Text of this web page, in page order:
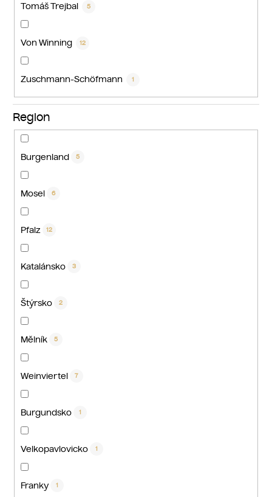
Tomáš Trejbal 5
Von Winning 12
Zuschmann-Schöfmann 1
Region
Burgenland 5
Mosel 6
Pfalz 12
Katalánsko 3
Štýrsko 2
Mělník 5
Weinviertel 7
Burgundsko 1
Velkopavlovicko 1
Franky 1